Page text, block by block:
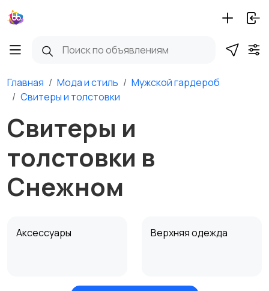
Главная Мода и стиль
Мужской гардероб
Свитеры и толстовки
Свитеры и
толстовки в
Снежном
Аксессуары Верхняя одежда